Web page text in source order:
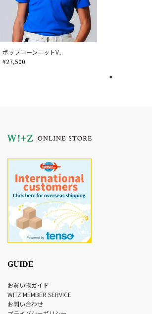
ポップコーンニットV...
¥27,500
GUIDE
お買い物ガイド
WITZ MEMBER SERVICE
お問い合わせ